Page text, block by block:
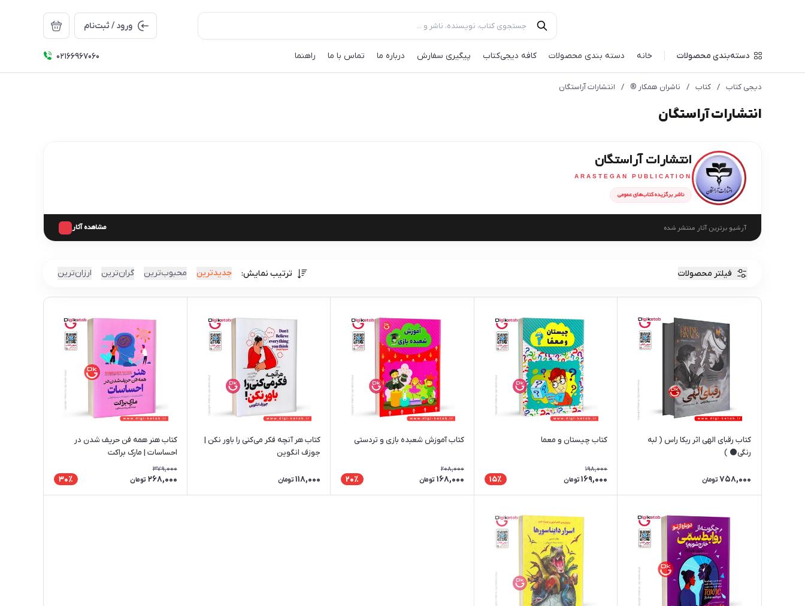
ورود / ثبت‌نام
دسته‌بندی محصولات خانه دسته بندی محصولات کافه‌ دیجی‌کتاب پیگیری سفارش درباره ما تماس با ما راهنما ۰۲۱66967060
دیجی کتاب / کتاب / ناشران همکار ®️ / انتشارات آراستگان
انتشارات آراستگان
انتشارات آراستگان
ARASTEGAN PUBLICATION
ناشر برگزیده کتاب‌های عمومی
آرشیو برترین آثار منتشر شده مشاهده آثار
فیلتر محصولات ترتیب نمایش: جدیدترین محبوب‌ترین گران‌ترین ارزان‌ترین
کتاب رقبای الهی اثر ربکا راس ( لبه
رنگی⚫ )
758,000 تومان
کتاب چیستان و معما
198,000
169,000 تومان 15٪
کتاب آموزش شعبده بازی و تردستی
208,000
168,000 تومان 20٪
کتاب هر آنچه فکر می‌کنی را باور نکن |
جوزف انگوین
118,000 تومان
کتاب هنر همه فن حریف شدن در
احساسات | مارک براکت
379,000
268,000 تومان 30٪